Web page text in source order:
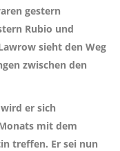
gestern
Rubio und
sieht den Weg
zwischen den
er sich
mit dem
treffen. Er sei nun